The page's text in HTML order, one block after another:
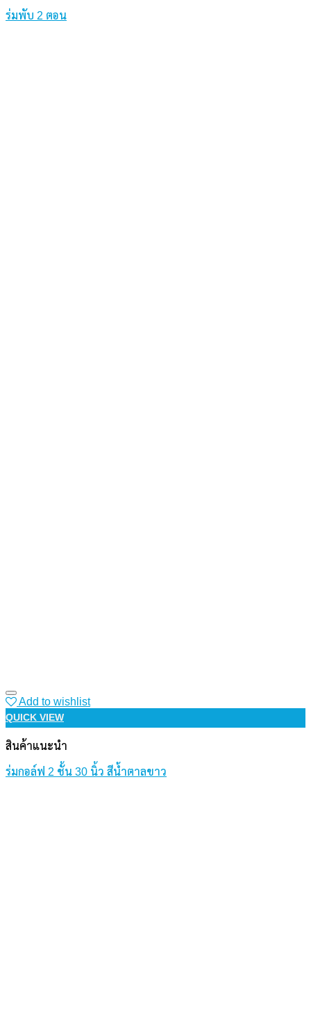
ร่มพับ 2 ตอน
Add to wishlist
QUICK VIEW
สินค้าแนะนำ
ร่มกอล์ฟ 2 ชั้น 30 นิ้ว สีน้ำตาลขาว